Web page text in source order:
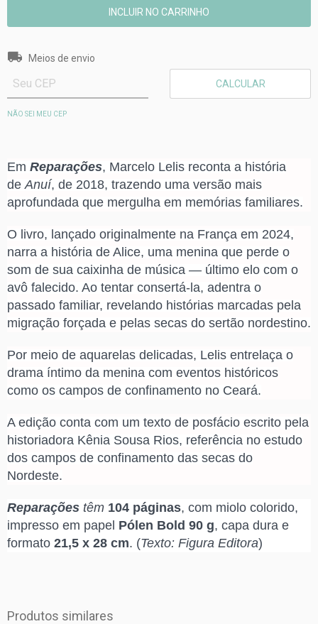
Entregas para o CEP:
Meios de envio
CALCULAR
NÃO SEI MEU CEP
Em Reparações, Marcelo Lelis reconta a história
deAnuí, de 2018, trazendo uma versão mais
aprofundada que mergulha em memórias familiares.
O livro, lançado originalmente na França em 2024,
narra a história de Alice, uma menina que perde o
som de sua caixinha de música — último elo com o
avô falecido. Ao tentar consertá-la, adentra o
passado familiar, revelando histórias marcadas pela
migração forçada e pelas secas do sertão nordestino.
Por meio de aquarelas delicadas, Lelis entrelaça o
drama íntimo da menina com eventos históricos
como os campos de confinamento no Ceará.
A edição conta com um texto de posfácio escrito pela
historiadora Kênia Sousa Rios, referência no estudo
dos campos de confinamento das secas do
Nordeste.
Reparações têm 104 páginas, com miolo colorido,
impresso em papel Pólen Bold 90 g, capa dura e
formato 21,5 x 28 cm. (Texto: Figura Editora)
Produtos similares